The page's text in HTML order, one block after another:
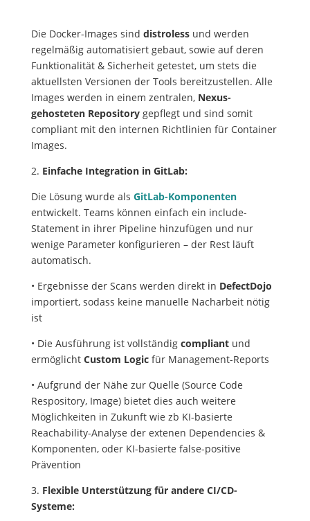
Die Docker-Images sind distrolessund werden
regelmäßig automatisiert gebaut, sowie auf deren
Funktionalität & Sicherheit getestet, um stets die
aktuellsten Versionen der Tools bereitzustellen. Alle
Images werden in einem zentralen, Nexus-
gehosteten Repositorygepflegt und sind somit
compliant mit den internen Richtlinien für Container
Images.
2. Einfache Integration in GitLab:
Die Lösung wurde als GitLab-Komponenten
entwickelt. Teams können einfach ein include-
Statement in ihrer Pipeline hinzufügen und nur
wenige Parameter konfigurieren – der Rest läuft
automatisch.
• Ergebnisse der Scans werden direkt in DefectDojo
importiert, sodass keine manuelle Nacharbeit nötig
ist
• Die Ausführung ist vollständig compliantund
ermöglicht Custom Logicfür Management-Reports
• Aufgrund der Nähe zur Quelle (Source Code
Respository, Image) bietet dies auch weitere
Möglichkeiten in Zukunft wie zb KI-basierte
Reachability-Analyse der extenen Dependencies &
Komponenten, oder KI-basierte false-positive
Prävention
3. Flexible Unterstützung für andere CI/CD-
Systeme: